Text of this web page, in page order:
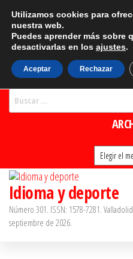
Saltar
contenido
Categorías
Archivos
Idioma y deporte
Número 301. ISSN: 1578-7281.
septiembre de 2026.
Utilizamos cookies para
nuestra web.
Puedes aprender más sobre
desactivarlas en los ajustes.
Aceptar Rechazar